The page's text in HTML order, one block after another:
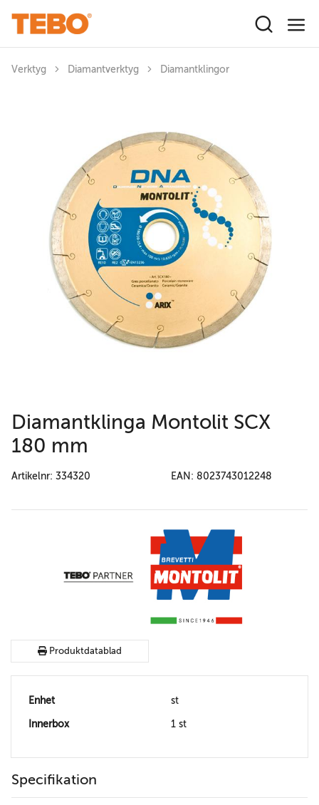
Verktyg Diamantverktyg Diamantklingor
Diamantklinga Montolit SCX
180 mm
Artikelnr: 334320 EAN: 8023743012248
Produktdatablad
Enhet st
Innerbox 1 st
Specifikation